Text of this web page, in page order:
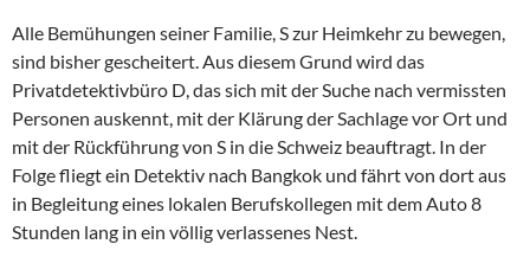
Alle Bemühungen seiner Familie, S zur Heimkehr zu bewegen,
sind bisher gescheitert. Aus diesem Grund wird das
Privatdetektivbüro D, das sich mit der Suche nach vermissten
Personen auskennt, mit der Klärung der Sachlage vor Ort und
mit der Rückführung von S in die Schweiz beauftragt. In der
Folge fliegt ein Detektiv nach Bangkok und fährt von dort aus
in Begleitung eines lokalen Berufskollegen mit dem Auto 8
Stunden lang in ein völlig verlassenes Nest.